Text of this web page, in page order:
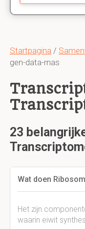
Startpagina /
gen-data-rnas
23
Wat doen
Het zijn
waarin eiwit